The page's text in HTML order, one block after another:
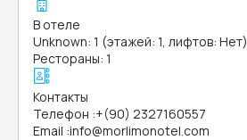
В отеле
Unknown: 1 (этажей: 1, лифтов: Нет)
Рестораны: 1
Контакты
Телефон :+(90) 2327160557
Email :info@morlimonotel.com